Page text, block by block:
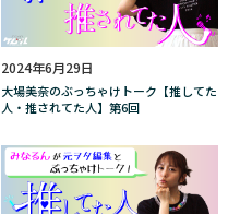
海の上のピアニスト
渡辺祐真（スケザネ）
激辛
火事
先の敷島さん
煙草
2024年6月29日
大場美奈のぶっちゃけトーク【推してた
人・推されてた人】第6回